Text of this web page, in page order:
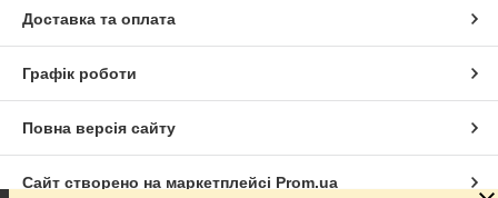
Доставка та оплата
Графік роботи
Повна версія сайту
Сайт створено на маркетплейсі Prom.ua